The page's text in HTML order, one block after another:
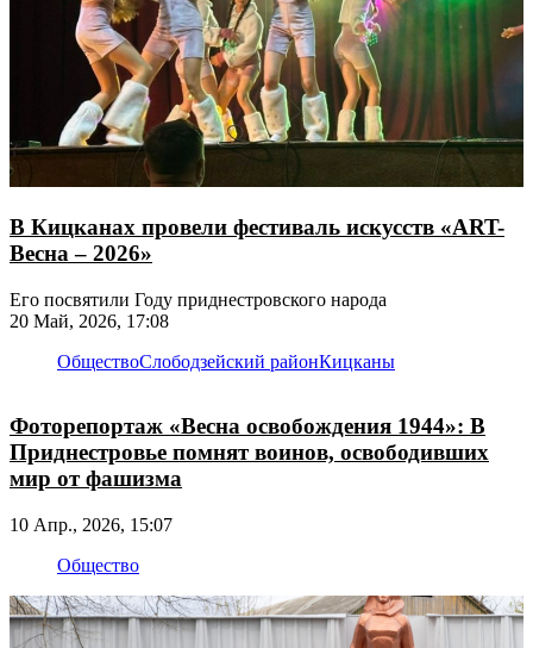
В Кицканах провели фестиваль искусств «ART-
Весна – 2026»
Его посвятили Году приднестровского народа
20 Май, 2026, 17:08
ОбществоСлободзейский районКицканы
Фоторепортаж «Весна освобождения 1944»: В
Приднестровье помнят воинов, освободивших
мир от фашизма
10 Апр., 2026, 15:07
Общество